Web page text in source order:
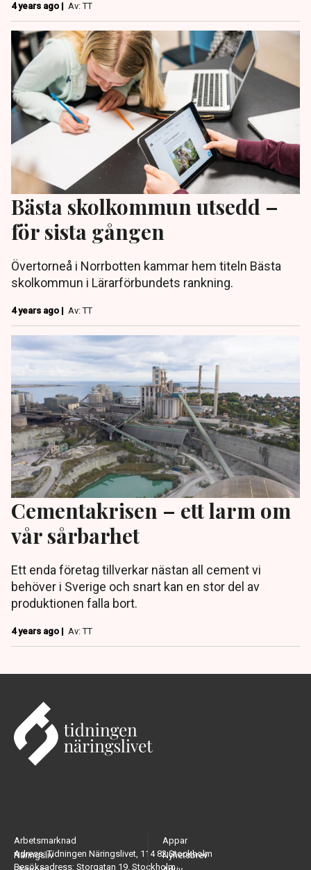
4 years ago | Av: TT
Bästa skolkommun utsedd –
för sista gången
Övertorneå i Norrbotten kammar hem titeln Bästa
skolkommun i Lärarförbundets rankning.
4 years ago | Av: TT
Cementakrisen – ett larm om
vår sårbarhet
Ett enda företag tillverkar nästan all cement vi
behöver i Sverige och snart kan en stor del av
produktionen falla bort.
4 years ago | Av: TT
Adress: Tidningen Näringslivet, 114 82 Stockholm
Besöksadress: Storgatan 19, Stockholm
Arbetsmarknad
Näringsliv
Appar
Nyhetsbrev